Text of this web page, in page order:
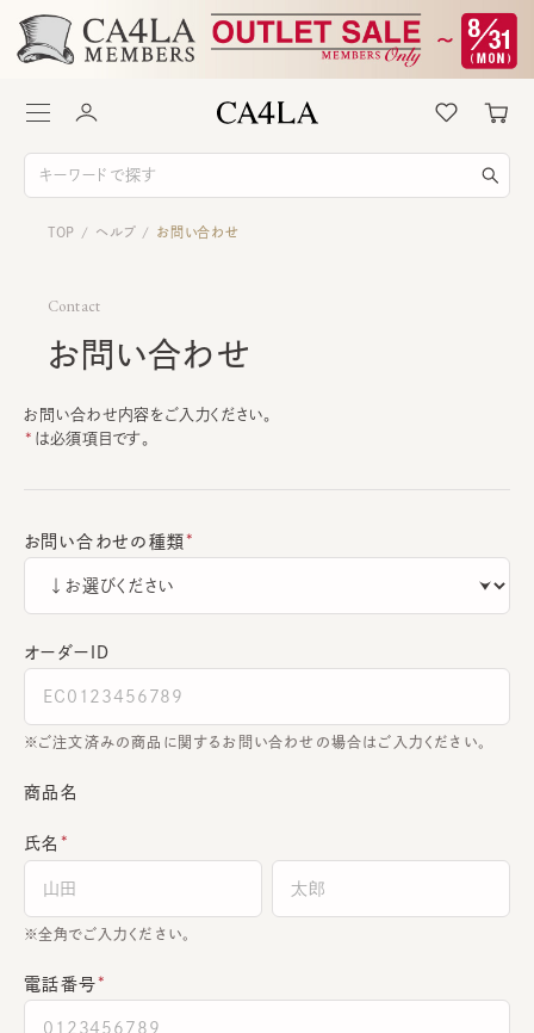
TOP / ヘルプ / お問い合わせ
Contact
お問い合わせ
お問い合わせ内容をご入力ください。
は必須項目です。
お問い合わせの種類
オーダーＩＤ
ご注文済みの商品に関するお問い合わせの場合はご入力ください。
商品名
氏名
全角でご入力ください。
電話番号